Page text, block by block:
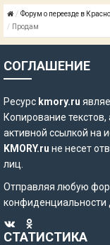
Форум о переезде в
Продам
СОГЛАШЕНИЕ
Ресурс kmory.ru
Копирование
активной ссылкой на
KMORY.ru не несет
лиц.
Отправляя любую
конфиденциальности
СТАТИСТИКА